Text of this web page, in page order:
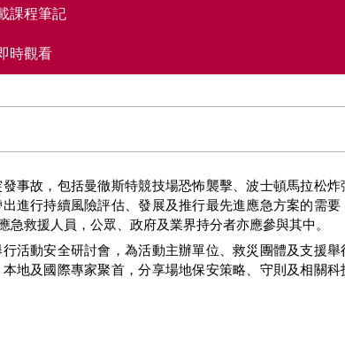
課程筆記
時觀看
事故，包括曼徹斯特競技場恐怖襲擊、波士頓馬拉松炸
進行持續風險評估、發展及推行最先進應急方案的需要
救援人員，公眾、政府及業界持分者亦應參與其中。
活動安全研討會，為活動主辦單位、救災團體及支援舉
地及國際專家聚首，分享場地保安策略、守則及相關科